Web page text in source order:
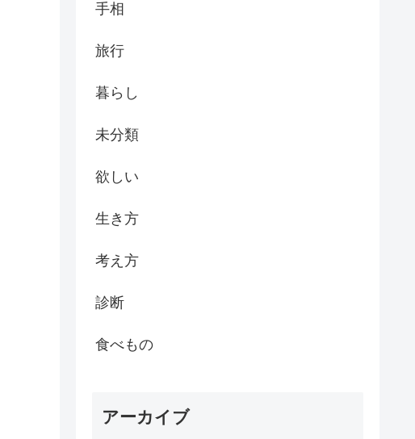
手相
旅行
暮らし
未分類
欲しい
生き方
考え方
診断
食べもの
アーカイブ